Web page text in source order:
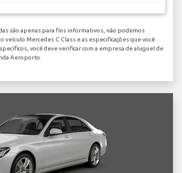
são apenas para fins informativos, não podemos
veículo Mercedes C Class e as especificações que você
você deve verificar com a empresa de aluguel de
Aeroporto.